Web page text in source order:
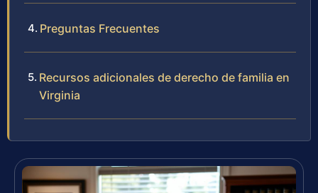
Preguntas Frecuentes
Recursos adicionales de derecho de familia en
Virginia